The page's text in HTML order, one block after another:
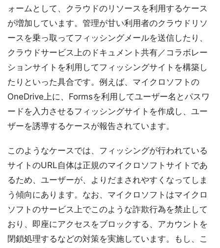
ォームとして、クラウドのリソースを利用するケース
が増加しています。管理が甘い利用者のクラウドリソ
ースを乗っ取ってフィッシングメールを送信したり、
クラウドサービス上のドキュメント共有／コラボレー
ションサイトを利用してフィッシングサイトを構築し
たりといった具合です。例えば、マイクロソフトの
OneDrive上に、Formsを利用してユーザー名とパスワ
ードを入力させるフィッシングサイトを作成し、ユー
ザーを誘導するケースが報告されています。
このようなケースでは、フィッシングが行われている
サイトのURL自体は正規のマイクロソフトサイトであ
るため、ユーザーが、よりだまされやすくなってしま
う傾向にあります。なお、マイクロソフトはマイクロ
ソフトのサービス上でこのような詐欺行為を禁止して
おり、即座にアクセスをブロックする、アカウントを
閉鎖処理するなどの対策を実施しています。もし、こ